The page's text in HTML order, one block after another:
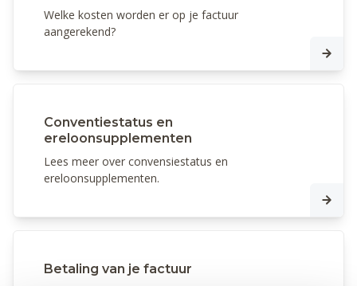
Welke kosten worden er op je factuur
aangerekend?
Conventiestatus en
ereloonsupplementen
Lees meer over convensiestatus en
ereloonsupplementen.
Betaling van je factuur